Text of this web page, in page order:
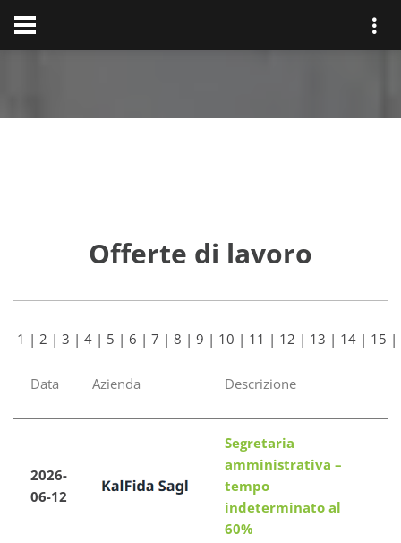
Offerte di lavoro
1 | 2 | 3 | 4 | 5 | 6 | 7 | 8 | 9 | 10 | 11 | 12 | 13 | 14 | 15 |
Data Azienda Descrizione
2026-
06-12
Segretaria
amministrativa –
tempo
indeterminato al
60%